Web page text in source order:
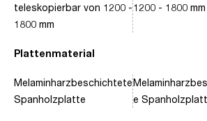
Plattenmaterial
teleskopierbar von 1200 -
1800 mm
Melaminharzbeschichtete
Spanholzplatte
1200 - 1800 mm
e